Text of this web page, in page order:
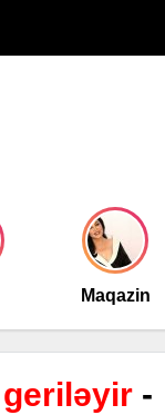
Maqazin
-